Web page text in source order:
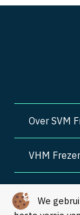
We
Over SVM
VHM